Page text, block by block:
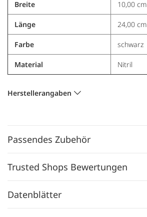
Breite 10,00 cm
Länge 24,00 cm
Farbe schwarz
Material Nitril
Herstellerangaben
Passendes Zubehör
Trusted Shops Bewertungen
Datenblätter